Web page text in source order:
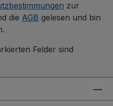
zur
die AGB gelesen und bin
Felder sind